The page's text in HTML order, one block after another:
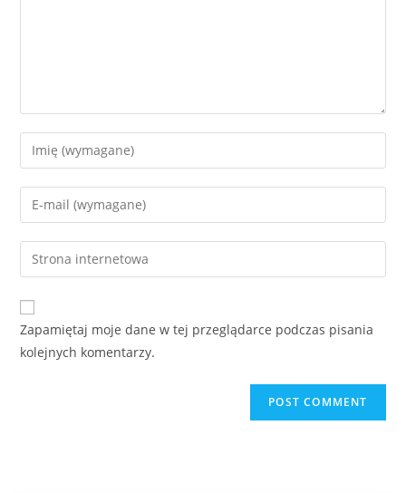
Zapamiętaj moje dane w tej przeglądarce podczas pisania
kolejnych komentarzy.